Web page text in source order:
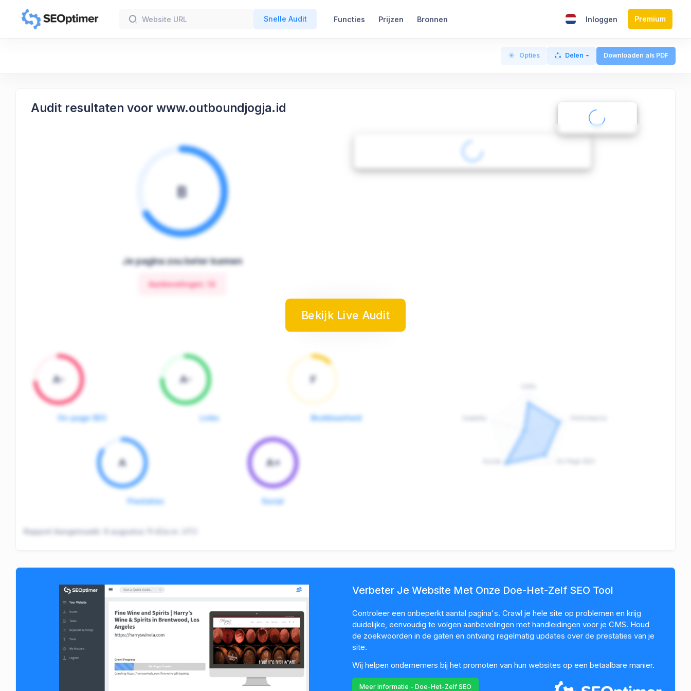
Snelle Audit Functies Prijzen Bronnen Inloggen Premium
Opties Delen Downloaden als PDF
Audit resultaten voor www.outboundjogja.id
B
Je pagina zou beter kunnen
Aanbevelingen: 14
A-
On-page SEO
A-
Links
F
Bruikbaarheid
A
Prestaties
A+
Social
: F
Rapport Aangemaakt: 6 augustus 11:42a.m. UTC
Bekijk Live Audit
Verbeter Je Website Met Onze Doe-Het-Zelf SEO Tool
Controleer een onbeperkt aantal pagina's. Crawl je hele site op problemen en krijg
duidelijke, eenvoudig te volgen aanbevelingen met handleidingen voor je CMS. Houd
de zoekwoorden in de gaten en ontvang regelmatig updates over de prestaties van je
site.
Wij helpen ondernemers bij het promoten van hun websites op een betaalbare manier.
Meer informatie - Doe-Het-Zelf SEO